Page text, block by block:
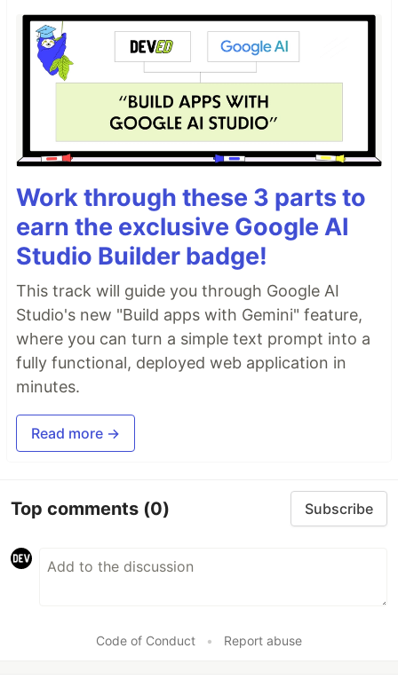
Work through these 3 parts to
earn the exclusive Google AI
Studio Builder badge!
This track will guide you through Google AI
Studio's new "Build apps with Gemini" feature,
where you can turn a simple text prompt into a
fully functional, deployed web application in
minutes.
Read more →
Top comments (0) Subscribe
Code of Conduct • Report abuse